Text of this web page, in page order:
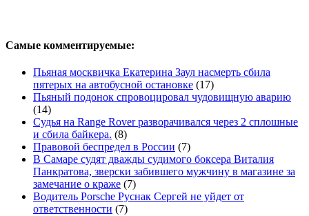
Самые комментируемые:
Пьяная москвичка Екатерина Заул насмерть сбила
пятерых на автобусной остановке (17)
Пьяный подонок спровоцировал чудовищную аварию
(14)
Судья на Range Rover разворачивался через 2 сплошные
и сбила байкера. (8)
Правовой беспредел в России (7)
В Самаре судят дважды судимого боксера Виталия
Панкратова, зверски забившего мужчину в магазине за
замечание о краже (7)
Водитель Porsche Руснак Сергей не уйдет от
ответственности (7)